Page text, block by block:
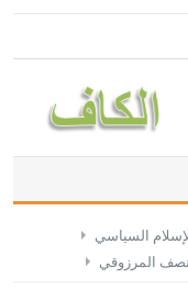
السياسي
المرزوقي